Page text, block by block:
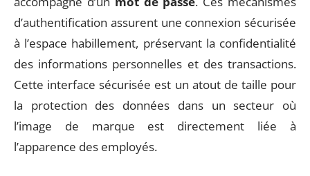
d’authentification assurent une connexion sécurisée
à l’espace habillement, préservant la confidentialité
des informations personnelles et des transactions.
Cette interface sécurisée est un atout de taille pour
la protection des données dans un secteur où
l’image de marque est directement liée à
l’apparence des employés.